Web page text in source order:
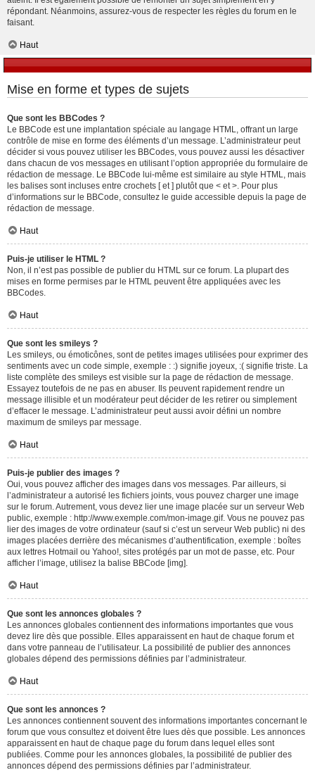
répondant. Néanmoins, assurez-vous de respecter les règles du forum en le
faisant.
Haut
Mise en forme et types de sujets
Que sont les BBCodes ?
Le BBCode est une implantation spéciale au langage HTML, offrant un large
contrôle de mise en forme des éléments d’un message. L’administrateur peut
décider si vous pouvez utiliser les BBCodes, vous pouvez aussi les désactiver
dans chacun de vos messages en utilisant l’option appropriée du formulaire de
rédaction de message. Le BBCode lui-même est similaire au style HTML, mais
les balises sont incluses entre crochets [ et ] plutôt que < et >. Pour plus
d’informations sur le BBCode, consultez le guide accessible depuis la page de
rédaction de message.
Haut
Puis-je utiliser le HTML ?
Non, il n’est pas possible de publier du HTML sur ce forum. La plupart des
mises en forme permises par le HTML peuvent être appliquées avec les
BBCodes.
Haut
Que sont les smileys ?
Les smileys, ou émoticônes, sont de petites images utilisées pour exprimer des
sentiments avec un code simple, exemple : :) signifie joyeux, :( signifie triste. La
liste complète des smileys est visible sur la page de rédaction de message.
Essayez toutefois de ne pas en abuser. Ils peuvent rapidement rendre un
message illisible et un modérateur peut décider de les retirer ou simplement
d’effacer le message. L’administrateur peut aussi avoir défini un nombre
maximum de smileys par message.
Haut
Puis-je publier des images ?
Oui, vous pouvez afficher des images dans vos messages. Par ailleurs, si
l’administrateur a autorisé les fichiers joints, vous pouvez charger une image
sur le forum. Autrement, vous devez lier une image placée sur un serveur Web
public, exemple : http://www.exemple.com/mon-image.gif. Vous ne pouvez pas
lier des images de votre ordinateur (sauf si c’est un serveur Web public) ni des
images placées derrière des mécanismes d’authentification, exemple : boîtes
aux lettres Hotmail ou Yahoo!, sites protégés par un mot de passe, etc. Pour
afficher l’image, utilisez la balise BBCode [img].
Haut
Que sont les annonces globales ?
Les annonces globales contiennent des informations importantes que vous
devez lire dès que possible. Elles apparaissent en haut de chaque forum et
dans votre panneau de l’utilisateur. La possibilité de publier des annonces
globales dépend des permissions définies par l’administrateur.
Haut
Que sont les annonces ?
Les annonces contiennent souvent des informations importantes concernant le
forum que vous consultez et doivent être lues dès que possible. Les annonces
apparaissent en haut de chaque page du forum dans lequel elles sont
publiées. Comme pour les annonces globales, la possibilité de publier des
annonces dépend des permissions définies par l’administrateur.